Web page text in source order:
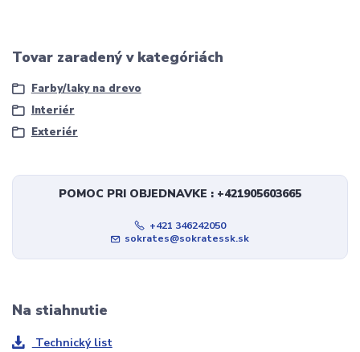
Tovar zaradený v kategóriách
Farby/laky na drevo
Interiér
Exteriér
POMOC PRI OBJEDNAVKE : +421905603665
+421 346242050
sokrates@sokratessk.sk
Na stiahnutie
Technický list